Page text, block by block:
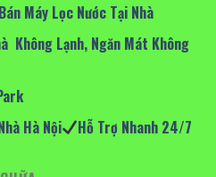
Máy Lọc Nước Tại Nhà
Không Lạnh, Ngăn Mát Không
Hà Nội
Hỗ Trợ Nhanh 24/7